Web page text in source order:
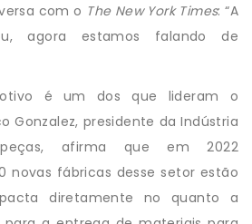
com o The New York Times: “A
agora estamos falando de
é um dos que lideram o
Gonzalez, presidente da Indústria
afirma que em 2022
novas fábricas desse setor estão
diretamente no quanto a